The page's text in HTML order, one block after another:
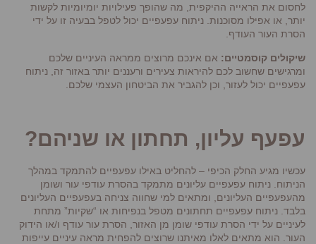
לחסום את הראייה ההיקפית, מה שהופך פעילויות יומיומיות לקשות
יותר, או אפילו מסוכנות. ניתוח עפעפיים יכול לטפל בבעיה זו על ידי
הסרת העור העודף.
שיקולים קוסמטיים: אם אינכם מרוצים ממראה העיניים שלכם
ומרגישים שחשוב לכם להיראות צעירים ורעננים יותר באזור זה, ניתוח
עפעפיים יכול לעזור, וכן להגביר את הביטחון העצמי שלכם.
עפעף עליון, תחתון או שניהם?
עכשיו מגיע החלק הכיפי – להחליט באילו עפעפיים להתמקד במהלך
הניתוח. ניתוח עפעפיים עליונים מתמקד בהסרת עודפי עור ושומן
מהעפעפיים העליונים, ומתאים למי שחווה צניחה בעפעפיים העליונים
בלבד. ניתוח עפעפיים תחתונים מטפל בנפיחות או “שקיות” מתחת
לעיניים על ידי הסרת עודפי שומן מן האזור, הסרת עור עודף ו/או הידוק
העור. הוא מתאים לאלו מאיתנו שרוצים להפחית מראה עיניים עייפות